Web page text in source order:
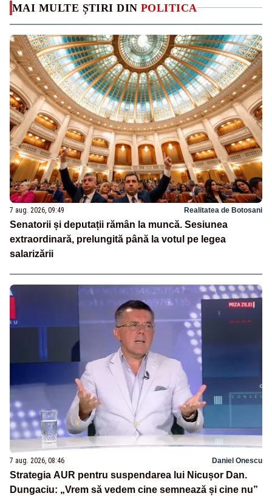
MAI MULTE ȘTIRI DIN POLITICA
7 aug. 2026, 09:49 Realitatea de Botosani
Senatorii și deputații rămân la muncă. Sesiunea
extraordinară, prelungită până la votul pe legea
salarizării
7 aug. 2026, 08:46 Daniel Onescu
Strategia AUR pentru suspendarea lui Nicușor Dan.
Dungaciu: „Vrem să vedem cine semnează și cine nu”